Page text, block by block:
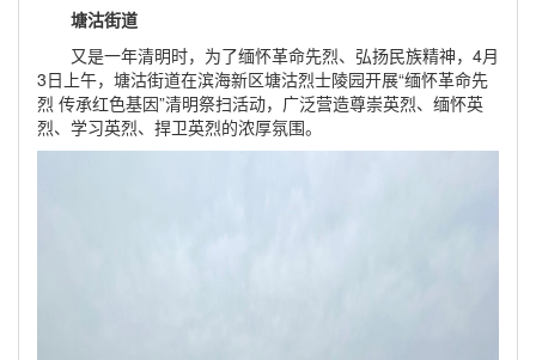
塘沽街道
又是一年清明时，为了缅怀革命先烈、弘扬民族精神，4月
3日上午，塘沽街道在滨海新区塘沽烈士陵园开展“缅怀革命先
烈 传承红色基因”清明祭扫活动，广泛营造尊崇英烈、缅怀英
烈、学习英烈、捍卫英烈的浓厚氛围。